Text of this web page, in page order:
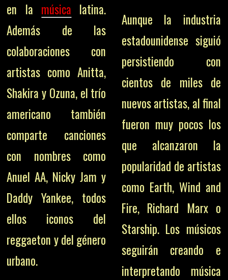
en la música latina.
Además de las
colaboraciones con
artistas como Anitta,
Shakira y Ozuna, el trío
americano también
comparte canciones
con nombres como
Anuel AA, Nicky Jam y
Daddy Yankee, todos
ellos iconos del
reggaeton y del género
urbano.
Aunque la industria
estadounidense siguió
persistiendo con
cientos de miles de
nuevos artistas, al final
fueron muy pocos los
que alcanzaron la
popularidad de artistas
como Earth, Wind and
Fire, Richard Marx o
Starship. Los músicos
seguirán creando e
interpretando música